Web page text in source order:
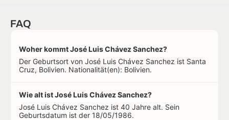
FAQ
Woher kommt José Luis Chávez Sanchez?
Der Geburtsort von José Luis Chávez Sanchez ist Santa
Cruz, Bolivien. Nationalität(en): Bolivien.
Wie alt ist José Luis Chávez Sanchez?
José Luis Chávez Sanchez ist 40 Jahre alt. Sein
Geburtsdatum ist der 18/05/1986.